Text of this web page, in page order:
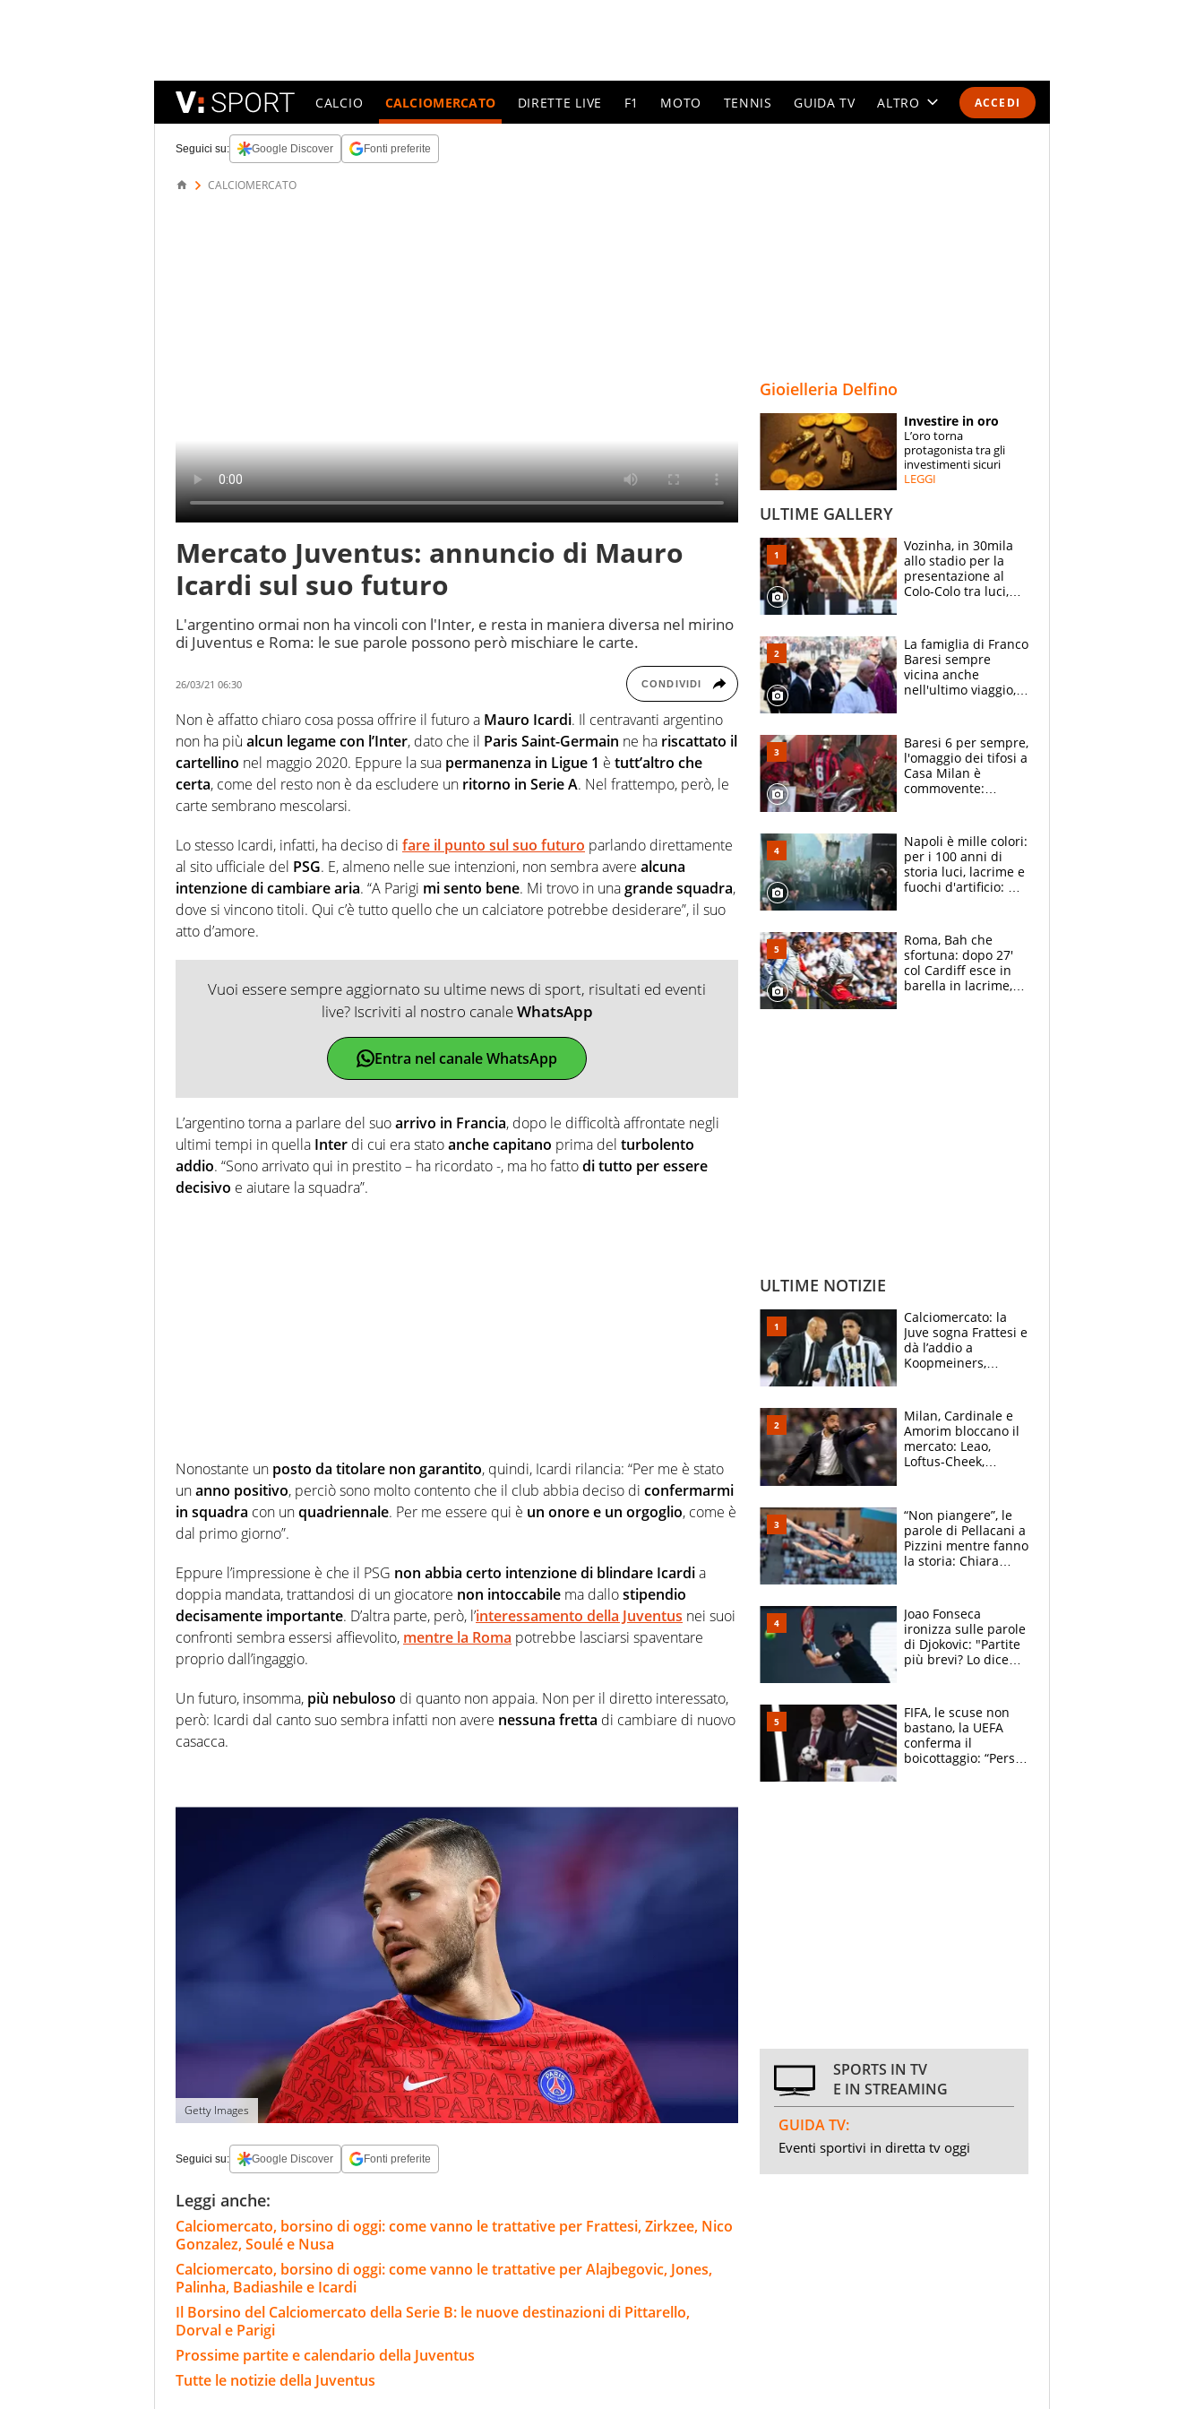
ACCEDI
CALCIO CALCIOMERCATO DIRETTE LIVE F1 MOTO TENNIS GUIDA TV ALTRO
SPECIALI
ESPERTI
Seguici su: Google Discover Fonti preferite
CALCIOMERCATO
Mercato Juventus: annuncio di Mauro
Icardi sul suo futuro
L'argentino ormai non ha vincoli con l'Inter, e resta in maniera diversa nel mirino
di Juventus e Roma: le sue parole possono però mischiare le carte.
26/03/21 06:30 CONDIVIDI
Non è affatto chiaro cosa possa offrire il futuro a Mauro Icardi. Il centravanti argentino
non ha più alcun legame con l’Inter, dato che il Paris Saint-Germain ne ha riscattato il
cartellino nel maggio 2020. Eppure la sua permanenza in Ligue 1 è tutt’altro che
certa, come del resto non è da escludere un ritorno in Serie A. Nel frattempo, però, le
carte sembrano mescolarsi.
Lo stesso Icardi, infatti, ha deciso di fare il punto sul suo futuro parlando direttamente
al sito ufficiale del PSG. E, almeno nelle sue intenzioni, non sembra avere alcuna
intenzione di cambiare aria. “A Parigi mi sento bene. Mi trovo in unagrande squadra,
dove si vincono titoli. Qui c’è tutto quello che un calciatore potrebbe desiderare”, il suo
atto d’amore.
Vuoi essere sempre aggiornato su ultime news di sport, risultati ed eventi
live? Iscriviti al nostro canaleWhatsApp
Entra nel canale WhatsApp
L’argentino torna a parlare del suoarrivo in Francia, dopo le difficoltà affrontate negli
ultimi tempi in quella Inter di cui era statoanche capitano prima del turbolento
addio. “Sono arrivato qui in prestito – ha ricordato -, ma ho fattodi tutto per essere
decisivo e aiutare la squadra”.
Nonostante un posto da titolare non garantito, quindi, Icardi rilancia: “Per me è stato
unanno positivo, perciò sono molto contento che il club abbia deciso di confermarmi
in squadra con unquadriennale. Per me essere qui è un onore e un orgoglio, come è
dal primo giorno”.
Eppure l’impressione è che il PSG non abbia certo intenzione di blindare Icardia
doppia mandata, trattandosi di un giocatore non intoccabile ma dallostipendio
decisamente importante. D’altra parte, però, l’interessamento della Juventus nei suoi
confronti sembra essersi affievolito, mentre la Roma potrebbe lasciarsi spaventare
proprio dall’ingaggio.
Un futuro, insomma, più nebuloso di quanto non appaia. Non per il diretto interessato,
però: Icardi dal canto suo sembra infatti non avere nessuna fretta di cambiare di nuovo
casacca.
Getty Images
Seguici su: Google Discover Fonti preferite
Leggi anche:
Calciomercato, borsino di oggi: come vanno le trattative per Frattesi, Zirkzee, Nico
Gonzalez, Soulé e Nusa
Calciomercato, borsino di oggi: come vanno le trattative per Alajbegovic, Jones,
Palinha, Badiashile e Icardi
Il Borsino del Calciomercato della Serie B: le nuove destinazioni di Pittarello,
Dorval e Parigi
Prossime partite e calendario della Juventus
Tutte le notizie della Juventus
Gioielleria Delfino
Investire in oro
L’oro torna
protagonista tra gli
investimenti sicuri
LEGGI
ULTIME GALLERY
Vozinha, in 30mila
allo stadio per la
presentazione al
Colo-Colo tra luci,
La famiglia di Franco
Baresi sempre
vicina anche
nell'ultimo viaggio,
circondati
dall'affetto dei tifosi
Baresi 6 per sempre,
l'omaggio dei tifosi a
Casa Milan è
commovente:
bigliettini
Napoli è mille colori:
per i 100 anni di
storia luci, lacrime e
fuochi d'artificio: De
Roma, Bah che
sfortuna: dopo 27'
col Cardiff esce in
barella in lacrime,
ULTIME NOTIZIE
Calciomercato: la
Juve sogna Frattesi e
dà l’addio a
Koopmeiners,
scatenata
Milan, Cardinale e
Amorim bloccano il
mercato: Leao,
Loftus-Cheek,
Soulè e Osorio nel
mirino
“Non piangere”, le
parole di Pellacani a
Pizzini mentre fanno
la storia: Chiara
Joao Fonseca
ironizza sulle parole
di Djokovic: "Partite
più brevi? Lo dice
FIFA, le scuse non
bastano, la UEFA
conferma il
boicottaggio: “Persa
SPORTS IN TV
E IN STREAMING
GUIDA TV:
Eventi sportivi in diretta tv oggi